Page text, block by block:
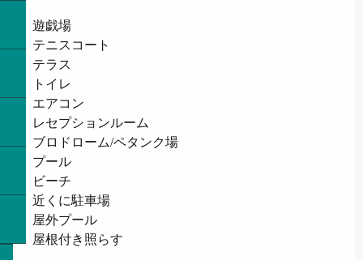
遊戯場
テニスコート
テラス
トイレ
エアコン
レセプションルーム
ブロドローム/ペタンク場
プール
ビーチ
近くに駐車場
屋外プール
屋根付き照らす